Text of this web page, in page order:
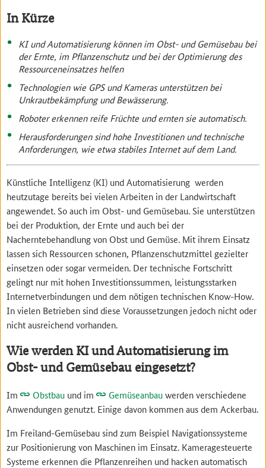
In Kürze
KI und Automatisierung können im Obst- und Gemüsebau bei
der Ernte, im Pflanzenschutz und bei der Optimierung des
Ressourceneinsatzes helfen
Technologien wie GPS und Kameras unterstützen bei
Unkrautbekämpfung und Bewässerung.
Roboter erkennen reife Früchte und ernten sie automatisch.
Herausforderungen sind hohe Investitionen und technische
Anforderungen, wie etwa stabiles Internet auf dem Land.
Künstliche Intelligenz (KI) und Automatisierung werden
heutzutage bereits bei vielen Arbeiten in der Landwirtschaft
angewendet. So auch im Obst- und Gemüsebau. Sie unterstützen
bei der Produktion, der Ernte und auch bei der
Nacherntebehandlung von Obst und Gemüse. Mit ihrem Einsatz
lassen sich Ressourcen schonen, Pflanzenschutzmittel gezielter
einsetzen oder sogar vermeiden. Der technische Fortschritt
gelingt nur mit hohen Investitionssummen, leistungsstarken
Internetverbindungen und dem nötigen technischen Know-How.
In vielen Betrieben sind diese Voraussetzungen jedoch nicht oder
nicht ausreichend vorhanden.
Wie werden KI und Automatisierung im
Obst- und Gemüsebau eingesetzt?
Im Obstbau und im Gemüseanbauwerden verschiedene
Anwendungen genutzt. Einige davon kommen aus dem Ackerbau.
Im Freiland-Gemüsebau sind zum Beispiel Navigationssysteme
zur Positionierung von Maschinen im Einsatz. Kameragesteuerte
Systeme erkennen die Pflanzenreihen und hacken automatisch